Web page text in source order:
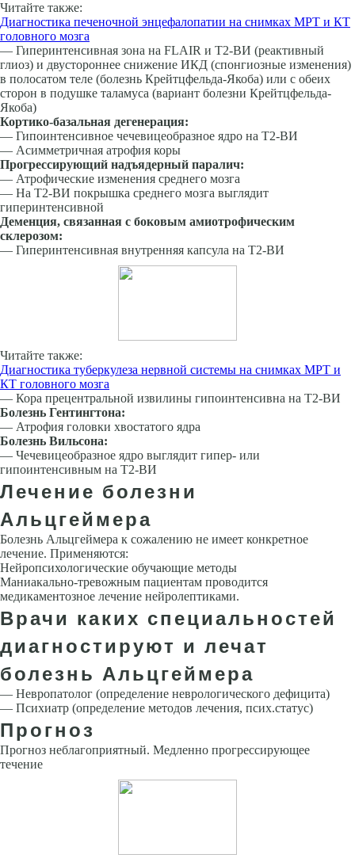
Читайте также:
Диагностика печеночной энцефалопатии на снимках МРТ и КТ
головного мозга
— Гиперинтенсивная зона на FLAIR и Т2-ВИ (ре­активный
глиоз) и двустороннее снижение ИКД (спонгиозные изменения)
в полосатом теле (болезнь Крейтцфельда-Якоба) или с обеих
сторон в подушке таламуса (вариант болезни Крейтцфельда-
Якоба)
Кортико-базальная дегенерация:
— Гипоинтенсивное чечевицеобразное ядро на Т2-ВИ
— Асимметричная атрофия коры
Прогрессирующий надъядерный паралич:
— Атрофические изменения среднего мозга
— На Т2-ВИ покрышка среднего мозга выглядит
гиперинтенсивной
Деменция, связанная с боковым амиотро­фическим
склерозом:
— Гиперинтенсивная внутренняя капсула на Т2-ВИ
Читайте также:
Диагностика туберкулеза нервной системы на снимках МРТ и
КТ головного мозга
— Кора прецентральной извилины гипоинтенсивна на Т2-ВИ
Болезнь Гентингтона:
— Атрофия головки хвостатого ядра
Болезнь Вильсона:
— Чечевицеобразное ядро выглядит гипер- или
гипоинтенсивным на Т2-ВИ
Лечение болезни
Альцгеймера
Болезнь Альцгеймера к сожалению не имеет конкретное
лечение. Применяются:
Нейропсихологические обучающие методы
Маниакально-тревожным пациентам проводится
медикаментозное лечение нейролептиками.
Врачи каких специальностей
диагностируют и лечат
болезнь Альцгеймера
— Невропатолог (определение неврологического дефицита)
— Психиатр (определение методов лечения, псих.статус)
Прогноз
Прогноз неблагоприятный. Медленно прогрессирующее
течение